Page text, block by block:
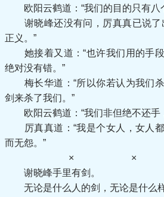
欧阳云鹤道：“我们的目的只有八
谢晓峰还没有问，厉真真已说了
正义。”
她接着又道：“也许我们用的手段
绝对没有错。”
梅长华道：“所以你若认为我们杀
剑来杀了我们。”
欧阳云鹤道：“我们非但绝不还手
厉真真道：“我是个女人，女人都
而无怨。”
× ×
谢晓峰手里有剑。
无论是什么人的剑，无论是什么